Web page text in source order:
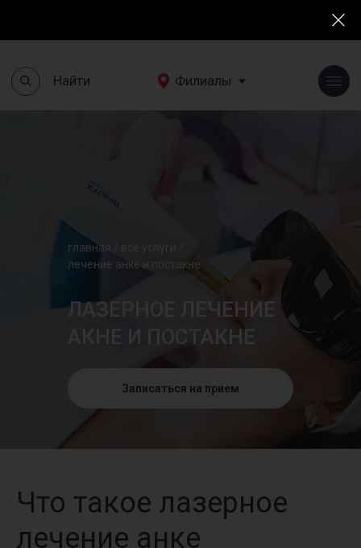
ЛАЗЕРНОЕ ЛЕЧЕНИЕ
АКНЕ И ПОСТАКНЕ
Записаться на прием
главная все услуги
лечение анке и постакне
Что такое лазерное
лечение анке